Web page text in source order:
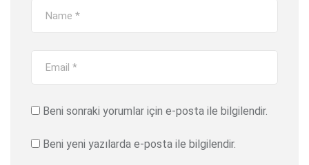
Beni sonraki yorumlar için e-posta ile bilgilendir.
Beni yeni yazılarda e-posta ile bilgilendir.